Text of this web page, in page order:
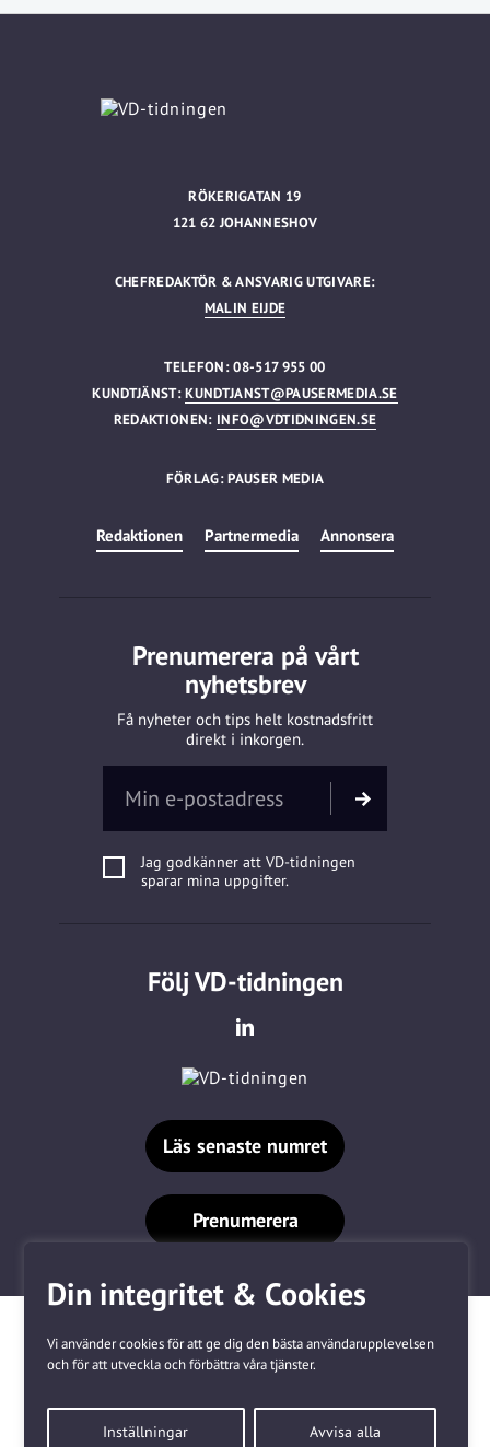
Din integritet & Cookies
Vi använder cookies för att ge dig den bästa användarupplevelsen
och för att utveckla och förbättra våra tjänster.
Inställningar Avvisa alla
RÖKERIGATAN 19
121 62 JOHANNESHOV
CHEFREDAKTÖR & ANSVARIG UTGIVARE:
MALIN EIJDE
TELEFON: 08-517 955 00
KUNDTJÄNST:KUNDTJANST@PAUSERMEDIA.SE
REDAKTIONEN: INFO@VDTIDNINGEN.SE
FÖRLAG: PAUSER MEDIA
Redaktionen Partnermedia Annonsera
Prenumerera på vårt
nyhetsbrev
Få nyheter och tips helt kostnadsfritt
direkt i inkorgen.
Jag godkänner att VD-tidningen
sparar mina uppgifter.
Följ VD-tidningen
Läs senaste numret
Prenumerera